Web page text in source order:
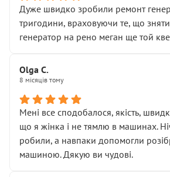
• реальної діагностики, а не
“подивились і поїхав”
На жаль, складається враження, що
Стосовно комунікації - все добре
Дуже швидко зробили ремонт
тригодини, враховуючи те, що зняти
генератор на рено меган ще той
Olga С.
8 місяців тому
Мені все сподобалося, якість,
що я жінка і не тямлю в машинах.
робили, а навпаки допомогли
машиною. Дякую ви чудові.